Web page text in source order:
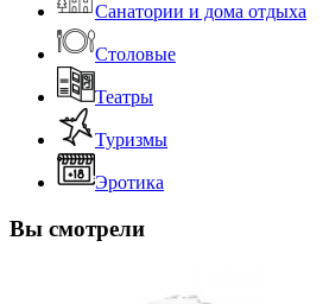
Санатории и дома отдыха
Столовые
Театры
Туризмы
Эротика
Вы смотрели